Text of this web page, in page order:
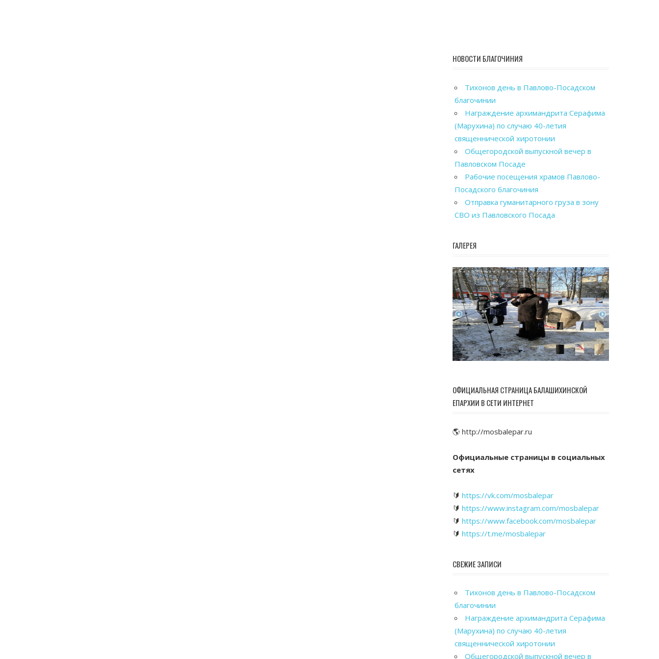
НОВОСТИ БЛАГОЧИНИЯ
Тихонов день в Павлово-Посадском
благочинии
Награждение архимандрита Серафима
(Марухина) по случаю 40-летия
священнической хиротонии
Общегородской выпускной вечер в
Павловском Посаде
Рабочие посещения храмов Павлово-
Посадского благочиния
Отправка гуманитарного груза в зону
СВО из Павловского Посада
ГАЛЕРЕЯ
ОФИЦИАЛЬНАЯ СТРАНИЦА БАЛАШИХИНСКОЙ
ЕПАРХИИ В СЕТИ ИНТЕРНЕТ
🌎 http://mosbalepar.ru
Официальные страницы в социальных
сетях
🔰 https://vk.com/mosbalepar
🔰 https://www.instagram.com/mosbalepar
🔰 https://www.facebook.com/mosbalepar
🔰 https://t.me/mosbalepar
СВЕЖИЕ ЗАПИСИ
Тихонов день в Павлово-Посадском
благочинии
Награждение архимандрита Серафима
(Марухина) по случаю 40-летия
священнической хиротонии
Общегородской выпускной вечер в